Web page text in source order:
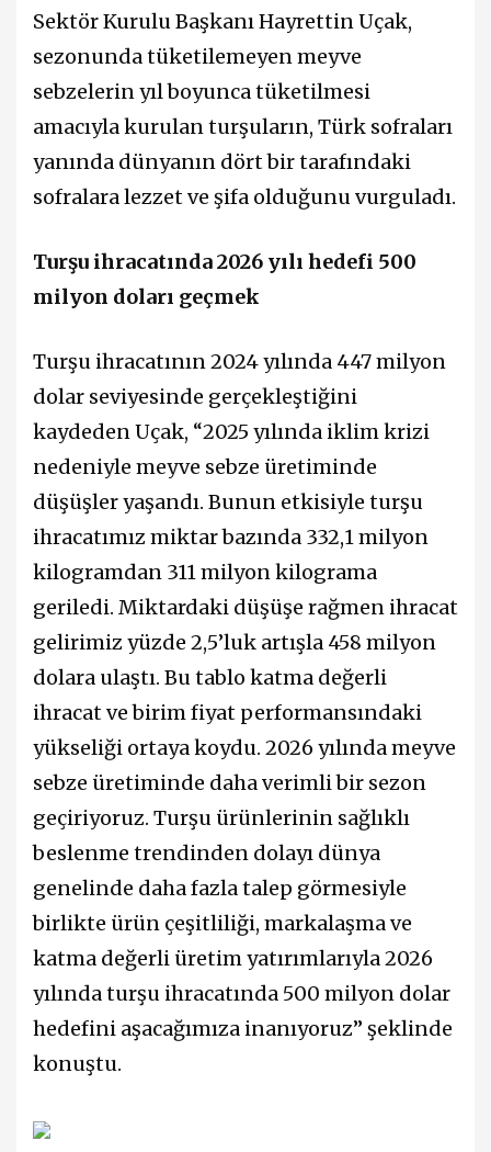
Sektör Kurulu Başkanı Hayrettin Uçak,
sezonunda tüketilemeyen meyve
sebzelerin yıl boyunca tüketilmesi
amacıyla kurulan turşuların, Türk sofraları
yanında dünyanın dört bir tarafındaki
sofralara lezzet ve şifa olduğunu vurguladı.
Turşu ihracatında 2026 yılı hedefi 500
milyon doları geçmek
Turşu ihracatının 2024 yılında 447 milyon
dolar seviyesinde gerçekleştiğini
kaydeden Uçak, “2025 yılında iklim krizi
nedeniyle meyve sebze üretiminde
düşüşler yaşandı. Bunun etkisiyle turşu
ihracatımız miktar bazında 332,1 milyon
kilogramdan 311 milyon kilograma
geriledi. Miktardaki düşüşe rağmen ihracat
gelirimiz yüzde 2,5’luk artışla 458 milyon
dolara ulaştı. Bu tablo katma değerli
ihracat ve birim fiyat performansındaki
yükseliği ortaya koydu. 2026 yılında meyve
sebze üretiminde daha verimli bir sezon
geçiriyoruz. Turşu ürünlerinin sağlıklı
beslenme trendinden dolayı dünya
genelinde daha fazla talep görmesiyle
birlikte ürün çeşitliliği, markalaşma ve
katma değerli üretim yatırımlarıyla 2026
yılında turşu ihracatında 500 milyon dolar
hedefini aşacağımıza inanıyoruz” şeklinde
konuştu.